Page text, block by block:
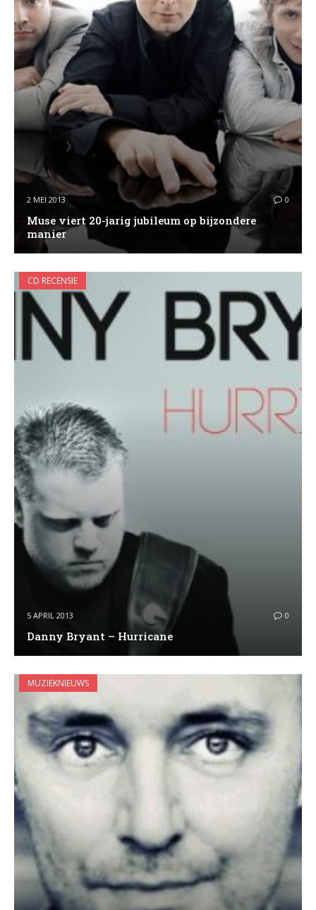
2 MEI 2013 0
Muse viert 20-jarig jubileum op bijzondere
manier
CD RECENSIE
5 APRIL 2013 0
Danny Bryant – Hurricane
MUZIEKNIEUWS